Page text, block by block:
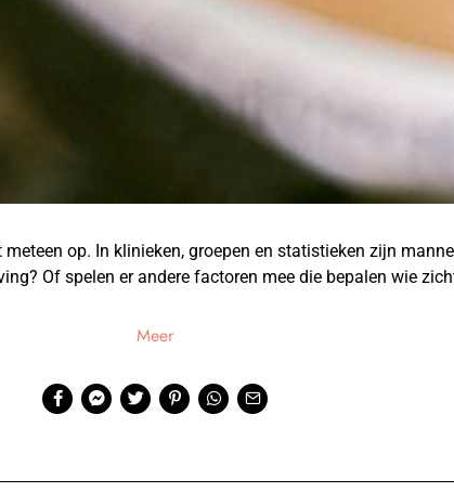
op. In klinieken, groepen en statistieken zijn
Of spelen er andere factoren mee die bepalen wie
Meer